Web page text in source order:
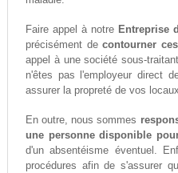
Faire appel à notre Entreprise
précisément decontourner
appel à une société sous-
n'êtes pas l'employeur direct
assurer la propreté de vos
En outre, nous sommes
une personne disponible
d'un absentéisme éventuel.
procédures afin de s'assurer